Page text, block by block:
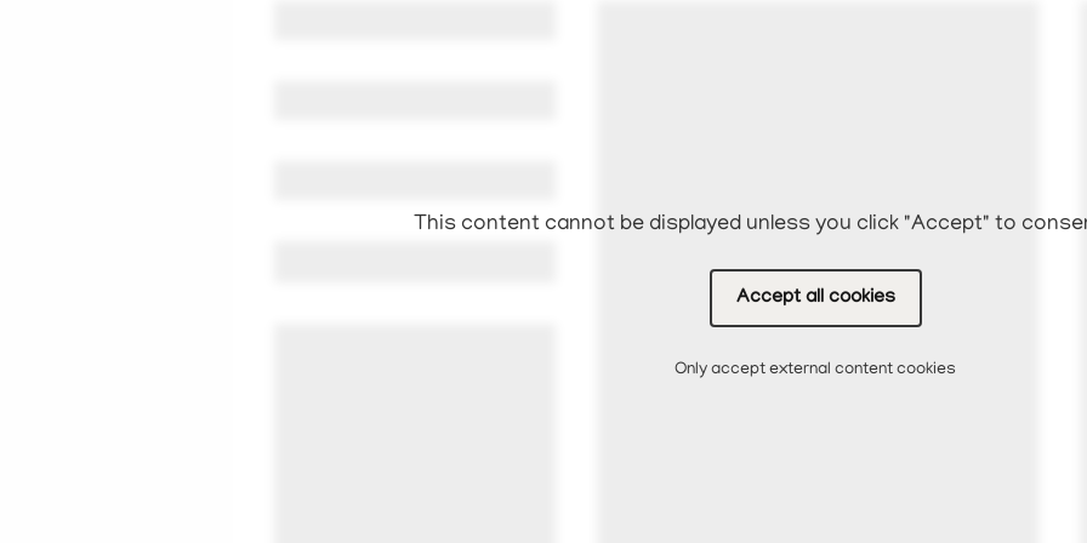
This content cannot be displayed unless you click "Accept" to
Accept all cookies
Only accept external content cookies